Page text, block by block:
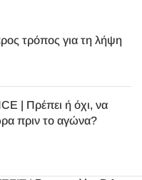
τρόπος για τη λήψη
| Πρέπει ή όχι, να
πριν το αγώνα?